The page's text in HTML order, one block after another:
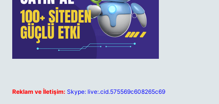
Reklam ve İletişim: Skype: live:.cid.575569c608265c69